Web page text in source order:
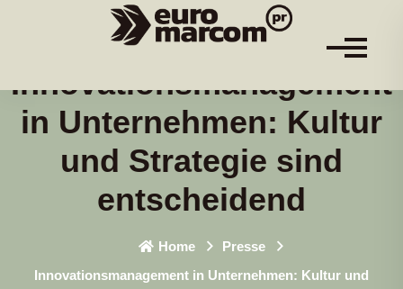
Innovationsmanagement
in Unternehmen: Kultur
und Strategie sind
entscheidend
Home
Presse
Innovationsmanagement in Unternehmen: Kultur und